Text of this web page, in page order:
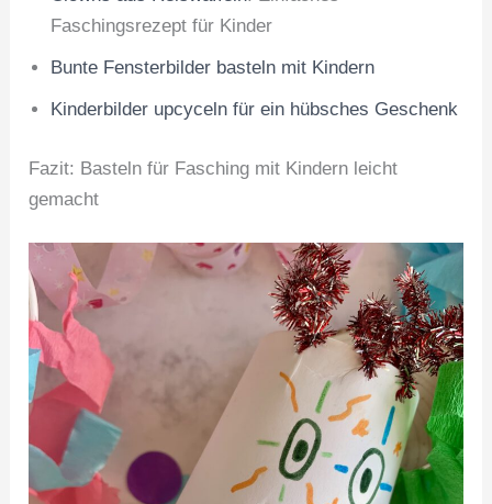
Faschingsrezept für Kinder
Bunte Fensterbilder basteln mit Kindern
Kinderbilder upcyceln für ein hübsches Geschenk
Fazit: Basteln für Fasching mit Kindern leicht
gemacht